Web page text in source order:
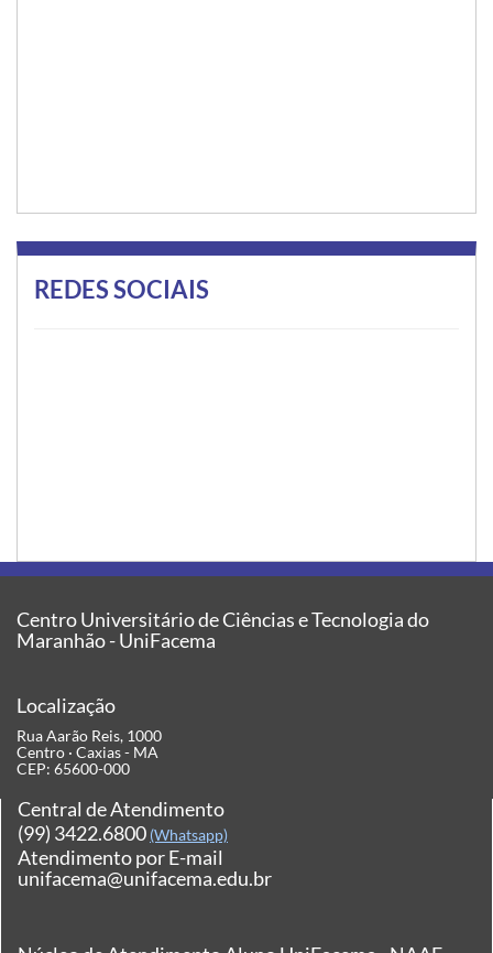
REDES SOCIAIS
Centro Universitário de Ciências e Tecnologia do
Maranhão - UniFacema
Localização
Rua Aarão Reis, 1000
Centro · Caxias - MA
CEP: 65600-000
Central de Atendimento
(99) 3422.6800 (Whatsapp)
Atendimento por E-mail
unifacema@unifacema.edu.br